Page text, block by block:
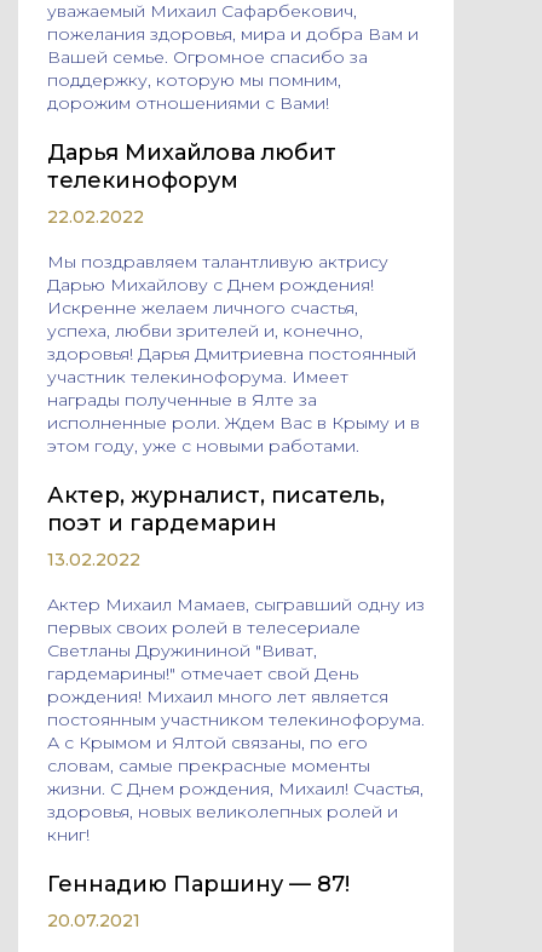
уважаемый Михаил Сафарбекович,
пожелания здоровья, мира и добра Вам и
Вашей семье. Огромное спасибо за
поддержку, которую мы помним,
дорожим отношениями с Вами!
Дарья Михайлова любит
телекинофорум
22.02.2022
Мы поздравляем талантливую актрису
Дарью Михайлову с Днем рождения!
Искренне желаем личного счастья,
успеха, любви зрителей и, конечно,
здоровья! Дарья Дмитриевна постоянный
участник телекинофорума. Имеет
награды полученные в Ялте за
исполненные роли. Ждем Вас в Крыму и в
этом году, уже с новыми работами.
Актер, журналист, писатель,
поэт и гардемарин
13.02.2022
Актер Михаил Мамаев, сыгравший одну из
первых своих ролей в телесериале
Светланы Дружининой "Виват,
гардемарины!" отмечает свой День
рождения! Михаил много лет является
постоянным участником телекинофорума.
А с Крымом и Ялтой связаны, по его
словам, самые прекрасные моменты
жизни. С Днем рождения, Михаил! Счастья,
здоровья, новых великолепных ролей и
книг!
Геннадию Паршину — 87!
20.07.2021